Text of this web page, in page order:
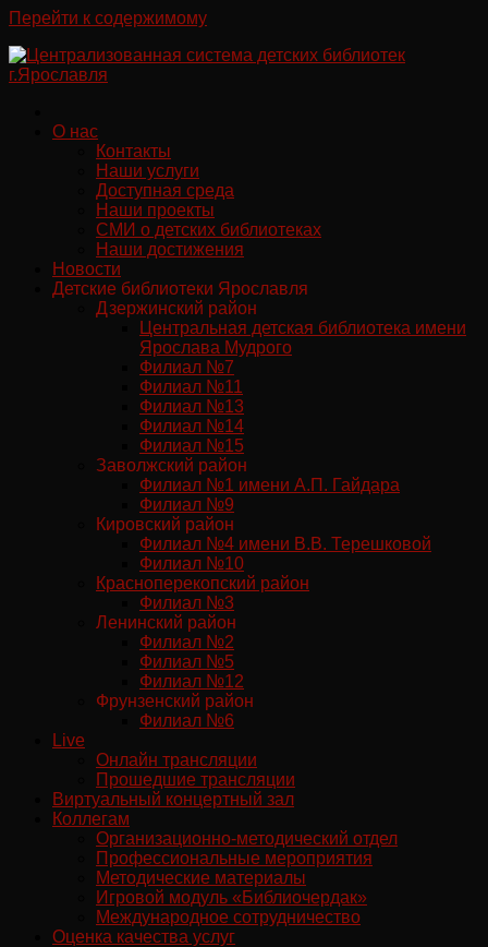
Перейти к содержимому
О нас
Контакты
Наши услуги
Доступная среда
Наши проекты
СМИ о детских библиотеках
Наши достижения
Новости
Детские библиотеки Ярославля
Дзержинский район
Центральная детская библиотека имени
Ярослава Мудрого
Филиал №7
Филиал №11
Филиал №13
Филиал №14
Филиал №15
Заволжский район
Филиал №1 имени А.П. Гайдара
Филиал №9
Кировский район
Филиал №4 имени В.В. Терешковой
Филиал №10
Красноперекопский район
Филиал №3
Ленинский район
Филиал №2
Филиал №5
Филиал №12
Фрунзенский район
Филиал №6
Live
Онлайн трансляции
Прошедшие трансляции
Виртуальный концертный зал
Коллегам
Организационно-методический отдел
Профессиональные мероприятия
Методические материалы
Игровой модуль «Библиочердак»
Международное сотрудничество
Оценка качества услуг